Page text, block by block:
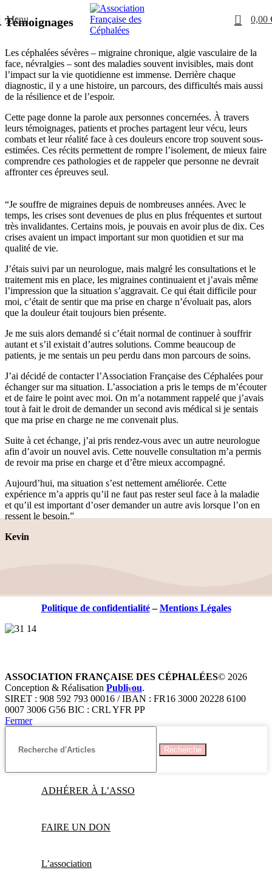
Menu 0 0,00
Témoignages
Les céphalées sévères – migraine chronique, algie vasculaire de la
face, névralgies – sont des maladies souvent invisibles, mais dont
l’impact sur la vie quotidienne est immense. Derrière chaque
diagnostic, il y a une histoire, un parcours, des difficultés mais aussi
de la résilience et de l’espoir.
Cette page donne la parole aux personnes concernées. À travers
leurs témoignages, patients et proches partagent leur vécu, leurs
combats et leur réalité face à ces douleurs encore trop souvent sous-
estimées. Ces récits permettent de rompre l’isolement, de mieux faire
comprendre ces pathologies et de rappeler que personne ne devrait
affronter ces épreuves seul.
“Je souffre de migraines depuis de nombreuses années. Avec le
temps, les crises sont devenues de plus en plus fréquentes et surtout
très invalidantes. Certains mois, je pouvais en avoir plus de dix. Ces
crises avaient un impact important sur mon quotidien et sur ma
qualité de vie.
J’étais suivi par un neurologue, mais malgré les consultations et le
traitement mis en place, les migraines continuaient et j’avais même
l’impression que la situation s’aggravait. Ce qui était difficile pour
moi, c’était de sentir que ma prise en charge n’évoluait pas, alors
que la douleur était toujours bien présente.
Je me suis alors demandé si c’était normal de continuer à souffrir
autant et s’il existait d’autres solutions. Comme beaucoup de
patients, je me sentais un peu perdu dans mon parcours de soins.
J’ai décidé de contacter l’Association Française des Céphalées pour
échanger sur ma situation. L’association a pris le temps de m’écouter
et de faire le point avec moi. On m’a notamment rappelé que j’avais
tout à fait le droit de demander un second avis médical si je sentais
que ma prise en charge ne me convenait plus.
Suite à cet échange, j’ai pris rendez-vous avec un autre neurologue
afin d’avoir un nouvel avis. Cette nouvelle consultation m’a permis
de revoir ma prise en charge et d’être mieux accompagné.
Aujourd’hui, ma situation s’est nettement améliorée. Cette
expérience m’a appris qu’il ne faut pas rester seul face à la maladie
et qu’il est important d’oser demander un autre avis lorsque l’on en
ressent le besoin.”
Kevin
Politique de confidentialité–Mentions Légales
ASSOCIATION FRANÇAISE DES CÉPHALÉES© 2026
Conception & Réalisation Publiyou.
SIRET : 908 592 793 00016 / IBAN : FR16 3000 20228 6100
0007 3006 G56 BIC : CRL YFR PP
Fermer
Recherche
ADHÉRER À L’ASSO
FAIRE UN DON
L’association